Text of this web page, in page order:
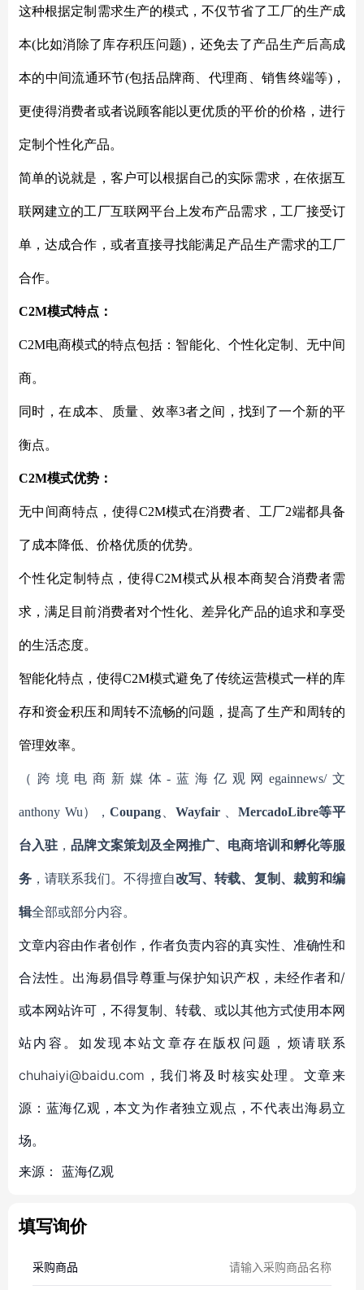
这种根据定制需求生产的模式，不仅节省了工厂的生产成
本(比如消除了库存积压问题)，还免去了产品生产后高成
本的中间流通环节(包括品牌商、代理商、销售终端等)，
更使得消费者或者说顾客能以更优质的平价的价格，进行
定制个性化产品。
简单的说就是，客户可以根据自己的实际需求，在依据互
联网建立的工厂互联网平台上发布产品需求，工厂接受订
单，达成合作，或者直接寻找能满足产品生产需求的工厂
合作。
C2M模式特点：
C2M电商模式的特点包括：智能化、个性化定制、无中间
商。
同时，在成本、质量、效率3者之间，找到了一个新的平
衡点。
C2M模式优势：
无中间商特点，使得C2M模式在消费者、工厂2端都具备
了成本降低、价格优质的优势。
个性化定制特点，使得C2M模式从根本商契合消费者需
求，满足目前消费者对个性化、差异化产品的追求和享受
的生活态度。
智能化特点，使得C2M模式避免了传统运营模式一样的库
存和资金积压和周转不流畅的问题，提高了生产和周转的
管理效率。
（跨境电商新媒体-蓝海亿观网egainnews/文
anthony Wu） ，Coupang Wayfair MercadoLibre等平
台入驻 ，品牌文案策划及全网推广、电商培训和孵化等服
务 ，请联系我们。不得擅自改写、转载、复制、裁剪和编
辑全部或部分内容。
文章内容由作者创作，作者负责内容的真实性、准确性和
合法性。出海易倡导尊重与保护知识产权，未经作者和/
或本网站许可，不得复制、转载、或以其他方式使用本网
站内容。如发现本站文章存在版权问题，烦请联系
chuhaiyi@baidu.com，我们将及时核实处理。文章来
源：蓝海亿观，本文为作者独立观点，不代表出海易立
场。
来源： 蓝海亿观
填写询价